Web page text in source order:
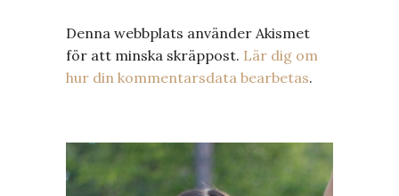
Denna webbplats använder Akismet
för att minska skräppost. Lär dig om
hur din kommentarsdata bearbetas.